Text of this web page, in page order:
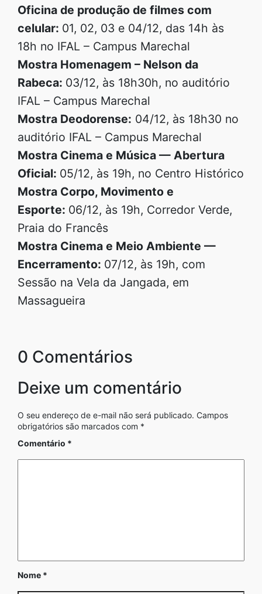
Oficina de produção de filmes com
celular: 01, 02, 03 e 04/12, das 14h às
18h no IFAL – Campus Marechal
Mostra Homenagem – Nelson da
Rabeca: 03/12, às 18h30h, no auditório
IFAL – Campus Marechal
Mostra Deodorense: 04/12, às 18h30 no
auditório IFAL – Campus Marechal
Mostra Cinema e Música — Abertura
Oficial: 05/12, às 19h, no Centro Histórico
Mostra Corpo, Movimento e
Esporte: 06/12, às 19h, Corredor Verde,
Praia do Francês
Mostra Cinema e Meio Ambiente —
Encerramento: 07/12, às 19h, com
Sessão na Vela da Jangada, em
Massagueira
0 Comentários
Deixe um comentário
O seu endereço de e-mail não será publicado. Campos
obrigatórios são marcados com *
Comentário *
Nome *